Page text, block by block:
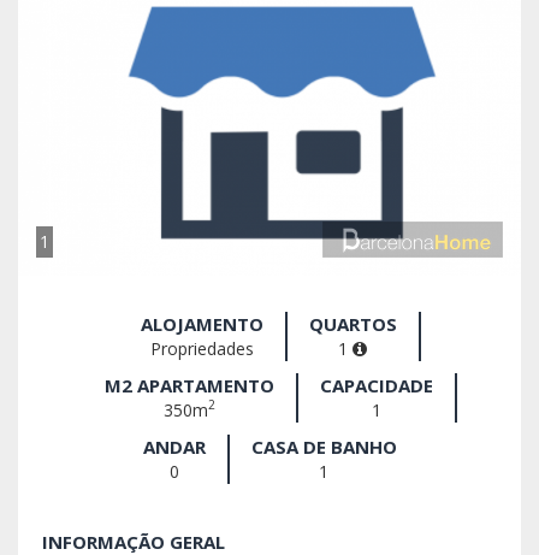
1
ALOJAMENTO
Propriedades
QUARTOS
1
M2 APARTAMENTO
350m2
CAPACIDADE
1
ANDAR
0
CASA DE BANHO
1
INFORMAÇÃO GERAL